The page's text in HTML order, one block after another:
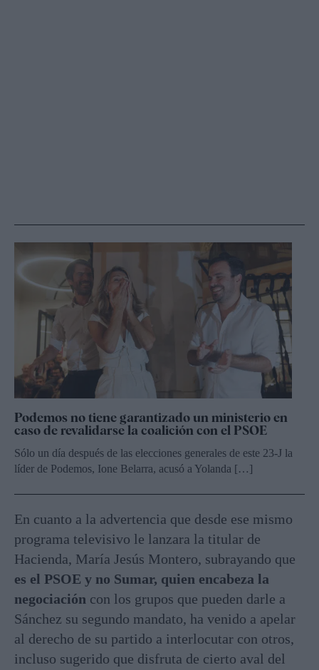
Podemos no tiene garantizado un ministerio en
caso de revalidarse la coalición con el PSOE
Sólo un día después de las elecciones generales de este 23-J la
líder de Podemos, Ione Belarra, acusó a Yolanda […]
En cuanto a la advertencia que desde ese mismo
programa televisivo le lanzara la titular de
Hacienda, María Jesús Montero, subrayando que
es el PSOE y no Sumar, quien encabeza la
negociación con los grupos que pueden darle a
Sánchez su segundo mandato, ha venido a apelar
al derecho de su partido a interlocutar con otros,
incluso sugerido que disfruta de cierto aval del